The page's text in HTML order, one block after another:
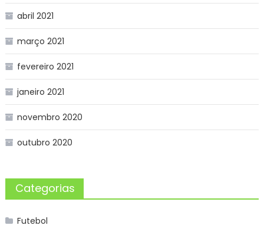
abril 2021
março 2021
fevereiro 2021
janeiro 2021
novembro 2020
outubro 2020
Categorias
Futebol